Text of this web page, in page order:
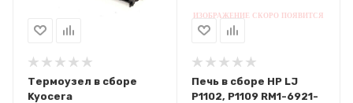
Термоузел в сборе
Kyocera
Печь в сборе HP LJ
P1102, P1109 RM1-6921-